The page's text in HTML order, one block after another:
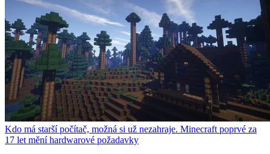
Kdo má starší počítač, možná si už nezahraje. Minecraft poprvé za
17 let mění hardwarové požadavky